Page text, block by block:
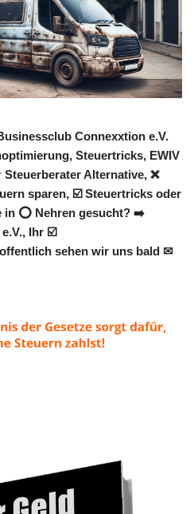
Connexxtion e.V.
Steuertricks, EWIV
Alternative, ❌
sparen, ☑️ Steuertricks oder
in ⭕ Nehren gesucht? ➡️
Ihr ☑️
sehen wir uns bald ✉